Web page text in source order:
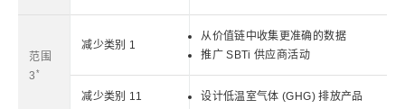
范围
3 *
减少类别 1
从价值链中收集更准确的数据
推广 SBTi 供应商活动
减少类别 11 设计低温室气体 (GHG) 排放产品